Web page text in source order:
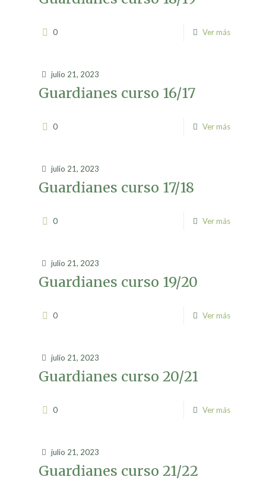
0 Ver más
julio 21, 2023
Guardianes curso 16/17
0 Ver más
julio 21, 2023
Guardianes curso 17/18
0 Ver más
julio 21, 2023
Guardianes curso 19/20
0 Ver más
julio 21, 2023
Guardianes curso 20/21
0 Ver más
julio 21, 2023
Guardianes curso 21/22